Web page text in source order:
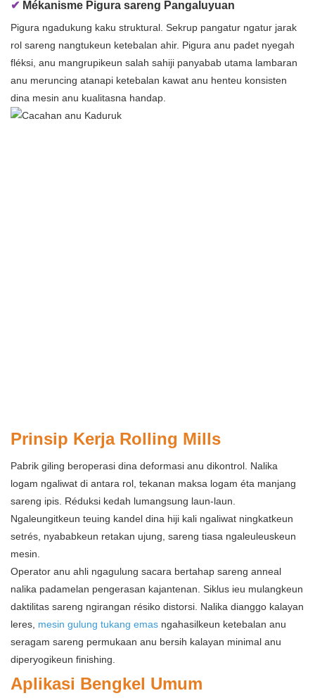
✔ Mékanisme Pigura sareng Pangaluyuan
Pigura ngadukung kaku struktural. Sekrup pangatur ngatur jarak
rol sareng nangtukeun ketebalan ahir. Pigura anu padet nyegah
fléksi, anu mangrupikeun salah sahiji panyabab utama lambaran
anu meruncing atanapi ketebalan kawat anu henteu konsisten
dina mesin anu kualitasna handap.
Prinsip Kerja Rolling Mills
Pabrik giling beroperasi dina deformasi anu dikontrol. Nalika
logam ngaliwat di antara rol, tekanan maksa logam éta manjang
sareng ipis. Réduksi kedah lumangsung laun-laun.
Ngaleungitkeun teuing kandel dina hiji kali ngaliwat ningkatkeun
setrés, nyababkeun retakan ujung, sareng tiasa ngaleuleuskeun
mesin.
Operator anu ahli ngagulung sacara bertahap sareng anneal
nalika padamelan pengerasan kajantenan. Siklus ieu mulangkeun
daktilitas sareng ngirangan résiko distorsi. Nalika dianggo kalayan
leres, mesin gulung tukang emas ngahasilkeun ketebalan anu
seragam sareng permukaan anu bersih kalayan minimal anu
diperyogikeun finishing.
Aplikasi Bengkel Umum